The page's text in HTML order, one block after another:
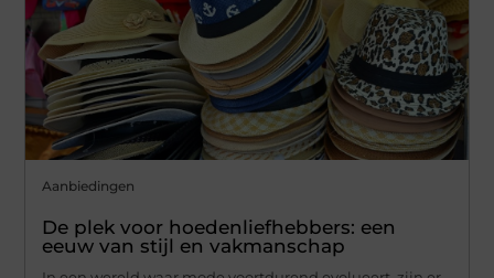
Aanbiedingen
De plek voor hoedenliefhebbers: een
eeuw van stijl en vakmanschap